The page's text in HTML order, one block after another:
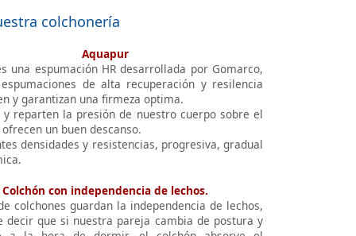
colchonería
Aquapur
una espumación HR desarrollada por Gomarco,
de alta recuperación y resilencia
y garantizan una firmeza optima.
y reparten la presión de nuestro cuerpo sobre el
un buen descanso.
densidades y resistencias, progresiva, gradual
Colchón con independencia de lechos.
colchones guardan la independencia de lechos,
decir que si nuestra pareja cambia de postura y